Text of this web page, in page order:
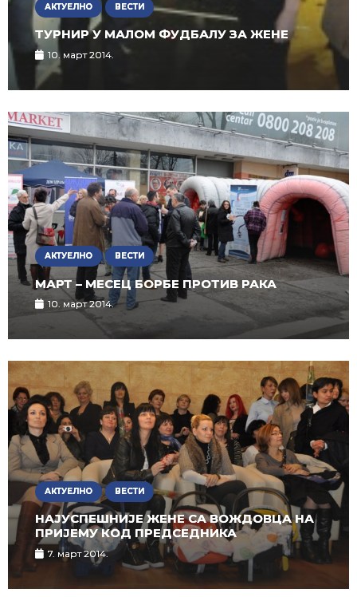
АКТУЕЛНО ВЕСТИ
ТУРНИР У МАЛОМ ФУДБАЛУ ЗА ЖЕНЕ
10. март 2014.
АКТУЕЛНО ВЕСТИ
МАРТ – МЕСЕЦ БОРБЕ ПРОТИВ РАКА
10. март 2014.
АКТУЕЛНО ВЕСТИ
НАЈУСПЕШНИЈЕ ЖЕНЕ СА ВОЖДОВЦА НА
ПРИЈЕМУ КОД ПРЕДСЕДНИКА
7. март 2014.